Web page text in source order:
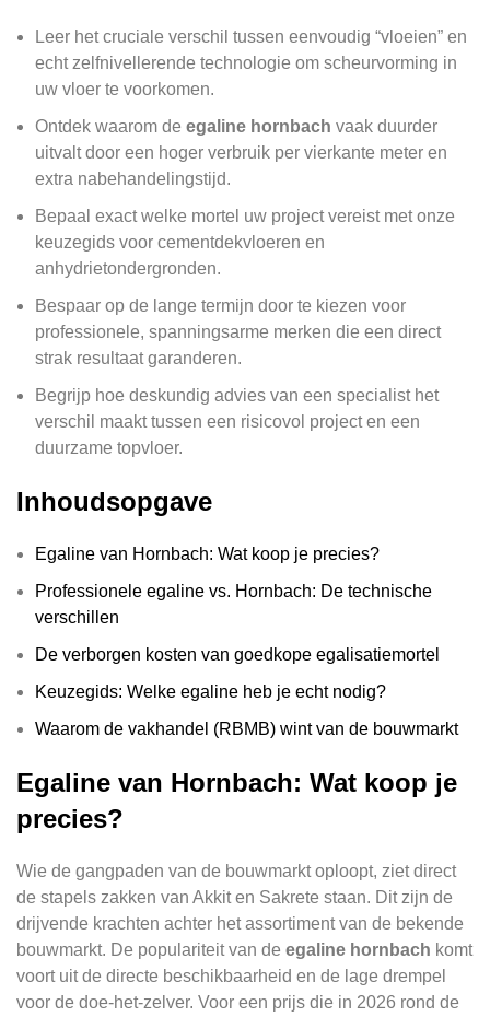
Leer het cruciale verschil tussen eenvoudig “vloeien” en
echt zelfnivellerende technologie om scheurvorming in
uw vloer te voorkomen.
Ontdek waarom de egaline hornbach vaak duurder
uitvalt door een hoger verbruik per vierkante meter en
extra nabehandelingstijd.
Bepaal exact welke mortel uw project vereist met onze
keuzegids voor cementdekvloeren en
anhydrietondergronden.
Bespaar op de lange termijn door te kiezen voor
professionele, spanningsarme merken die een direct
strak resultaat garanderen.
Begrijp hoe deskundig advies van een specialist het
verschil maakt tussen een risicovol project en een
duurzame topvloer.
Inhoudsopgave
Egaline van Hornbach: Wat koop je precies?
Professionele egaline vs. Hornbach: De technische
verschillen
De verborgen kosten van goedkope egalisatiemortel
Keuzegids: Welke egaline heb je echt nodig?
Waarom de vakhandel (RBMB) wint van de bouwmarkt
Egaline van Hornbach: Wat koop je
precies?
Wie de gangpaden van de bouwmarkt oploopt, ziet direct
de stapels zakken van Akkit en Sakrete staan. Dit zijn de
drijvende krachten achter het assortiment van de bekende
bouwmarkt. De populariteit van de egaline hornbach komt
voort uit de directe beschikbaarheid en de lage drempel
voor de doe-het-zelver. Voor een prijs die in 2026 rond de